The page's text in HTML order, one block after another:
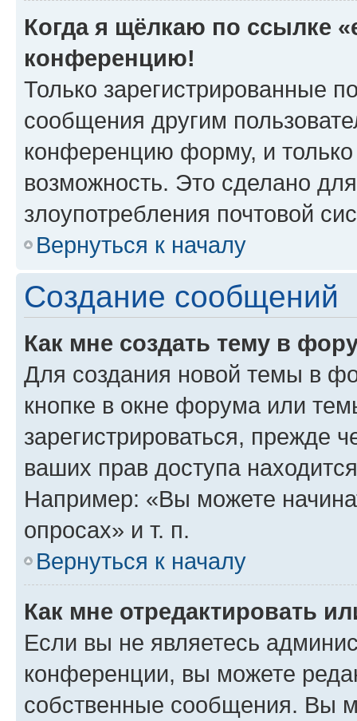
Когда я щёлкаю по ссылке
конференцию!
Только зарегистрированные
сообщения другим
конференцию форму, и
возможность. Это сделано
злоупотребления почтовой
Вернуться к началу
Создание сообщений
Как мне создать тему в
Для создания новой темы в
кнопке в окне форума или
зарегистрироваться, прежде
ваших прав доступа
Например: «Вы можете
опросах» и т. п.
Вернуться к началу
Как мне отредактировать
Если вы не являетесь
конференции, вы можете
собственные сообщения. Вы